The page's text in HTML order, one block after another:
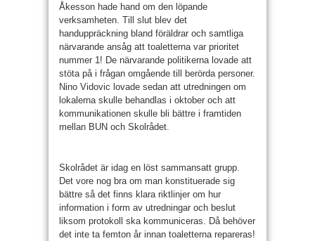
Åkesson hade hand om den löpande
verksamheten. Till slut blev det
handuppräckning bland föräldrar och samtliga
närvarande ansåg att toaletterna var prioritet
nummer 1! De närvarande politikerna lovade att
stöta på i frågan omgående till berörda personer.
Nino Vidovic lovade sedan att utredningen om
lokalerna skulle behandlas i oktober och att
kommunikationen skulle bli bättre i framtiden
mellan BUN och Skolrådet.
Skolrådet är idag en löst sammansatt grupp.
Det vore nog bra om man konstituerade sig
bättre så det finns klara riktlinjer om hur
information i form av utredningar och beslut
liksom protokoll ska kommuniceras. Då behöver
det inte ta femton år innan toaletterna repareras!